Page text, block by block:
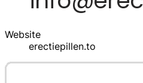
Website
erectiepillen.to